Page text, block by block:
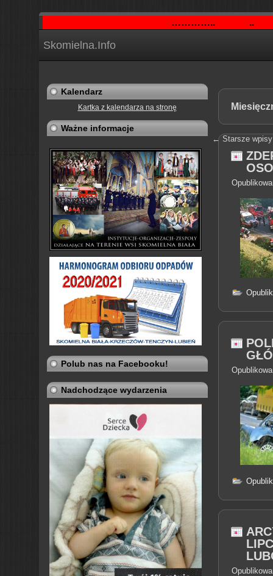
………….. ..
Skomielna.Info
Kalendarz
Kartka z kalendarza na stronę
Ważne informacje
Polub nas na Facebooku!
Nadchodzące wydarzenia
←Starsze wpisy